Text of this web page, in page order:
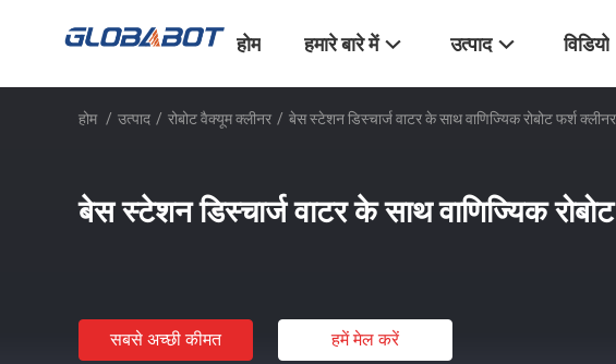
होम हमारे बारे में उत्पाद विडियो
होम / उत्पाद / रोबोट वैक्यूम क्लीनर / बेस स्टेशन डिस्चार्ज वाटर के साथ वाणिज्यिक रोबोट फर्श क्लीनर
बेस स्टेशन डिस्चार्ज वाटर के साथ वाणिज्यिक
सबसे अच्छी कीमत हमें मेल करें